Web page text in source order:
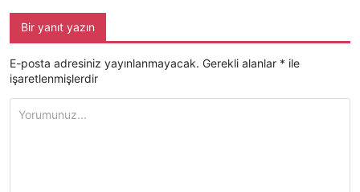
Bir yanıt yazın
E-posta adresiniz yayınlanmayacak. Gerekli alanlar * ile
işaretlenmişlerdir